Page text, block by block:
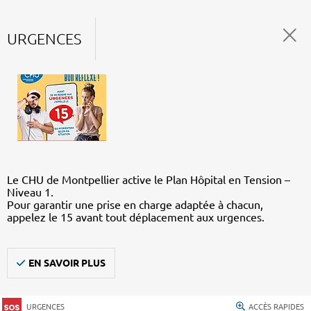
URGENCES
Le CHU de Montpellier active le Plan Hôpital en Tension –
Niveau 1.
Pour garantir une prise en charge adaptée à chacun,
appelez le 15 avant tout déplacement aux urgences.
EN SAVOIR PLUS
URGENCES ACCÈS RAPIDES